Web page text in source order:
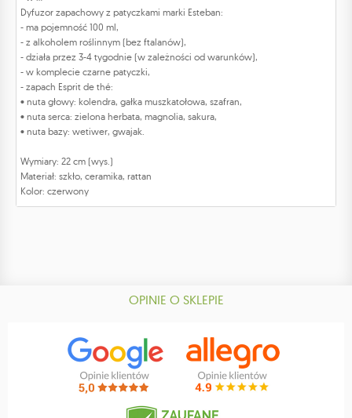
Dyfuzor zapachowy z patyczkami marki Esteban:
- ma pojemność 100 ml,
- z alkoholem roślinnym (bez ftalanów),
- działa przez 3-4 tygodnie (w zależności od warunków),
- w komplecie czarne patyczki,
- zapach Esprit de thé:
• nuta głowy: kolendra, gałka muszkatołowa, szafran,
• nuta serca: zielona herbata, magnolia, sakura,
• nuta bazy: wetiwer, gwajak.
Wymiary: 22 cm (wys.)
Materiał: szkło, ceramika, rattan
Kolor: czerwony
OPINIE O SKLEPIE